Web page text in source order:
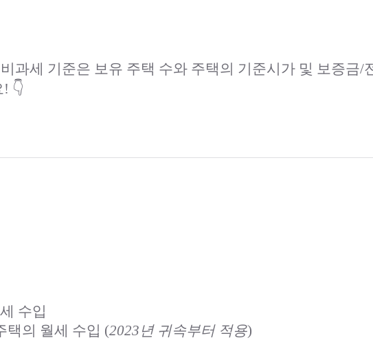
과세 기준은 보유 주택 수와 주택의 기준시가 및 보증금/
👇
수입
택의 월세 수입 (2023년 귀속부터 적용)